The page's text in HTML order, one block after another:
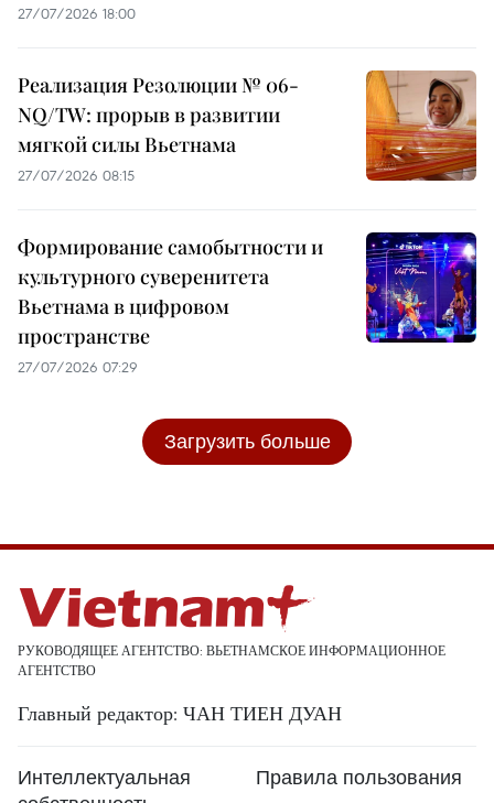
27/07/2026 18:00
Реализация Резолюции № 06-
NQ/TW: прорыв в развитии
мягкой силы Вьетнама
27/07/2026 08:15
Формирование самобытности и
культурного суверенитета
Вьетнама в цифровом
пространстве
27/07/2026 07:29
Загрузить больше
РУКОВОДЯЩЕЕ АГЕНТСТВО: ВЬЕТНАМСКОЕ ИНФОРМАЦИОННОЕ
АГЕНТСТВО
Главный редактор: ЧАН ТИЕН ДУАН
Интеллектуальная
Правила пользования